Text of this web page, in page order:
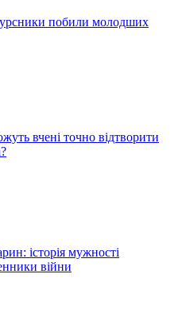
побили молодших
вчені точно відтворити
історія мужності
війни